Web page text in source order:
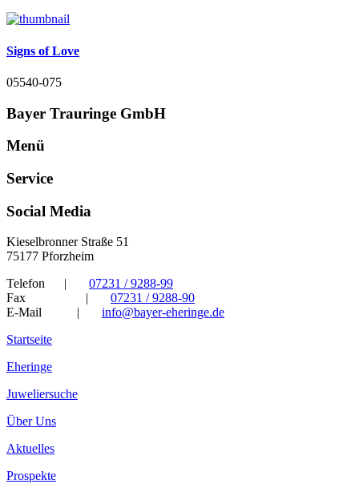
Signs of Love
05540-075
Bayer Trauringe GmbH
Menü
Service
Social Media
Kieselbronner Straße 51
75177 Pforzheim
Telefon
07231 / 9288-99
Fax
07231 / 9288-90
E-Mail
info@bayer-eheringe.de
Startseite
Eheringe
Juweliersuche
Über Uns
Aktuelles
Prospekte